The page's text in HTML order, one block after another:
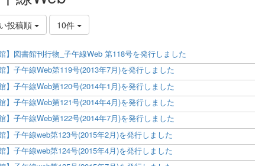
投稿順 10件
館】図書館刊行物_子午線Web 第118号を発行しました
館】子午線Web第119号(2013年7月)を発行しました
館】子午線Web第120号(2014年1月)を発行しました
館】子午線Web第121号(2014年4月)を発行しました
館】子午線Web第122号(2014年7月)を発行しました
館】子午線web第123号(2015年2月)を発行しました
館】子午線web第124号(2015年4月)を発行しました